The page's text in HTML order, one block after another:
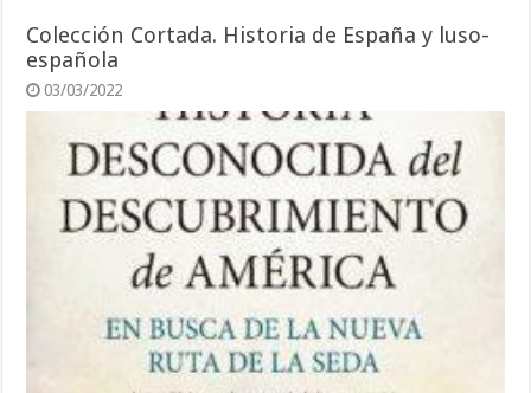
Colección Cortada. Historia de España y luso-
española
03/03/2022